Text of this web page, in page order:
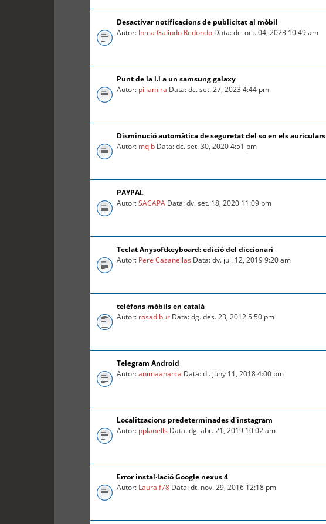
Desactivar notificacions de publicitat al mòbil
Autor: Inma Galindo Redondo Data: dc. oct. 04, 2023 10:49 am
Punt de la l.l a un samsung galaxy
Autor: piliamira Data: dc. set. 27, 2023 4:44 pm
Disminució automàtica de seguretat del so en els auriculars
Autor: mqlb Data: dc. set. 30, 2020 4:51 pm
PAYPAL
Autor:SACAPA Data: dv. set. 18, 2020 11:09 pm
Teclat Anysoftkeyboard: edició del diccionari
Autor: Pere Casanellas Data: dv. jul. 12, 2019 9:20 am
telèfons mòbils en català
Autor: rosadibur Data: dg. des. 23, 2012 5:50 pm
Telegram Android
Autor:animaanarca Data: dl. juny 11, 2018 4:00 pm
Localitzacions predeterminades d'instagram
Autor: pplanells Data: dg. abr. 21, 2019 10:02 am
Error instal·lació Google nexus 4
Autor: Laura.f78 Data: dt. nov. 29, 2016 12:18 pm